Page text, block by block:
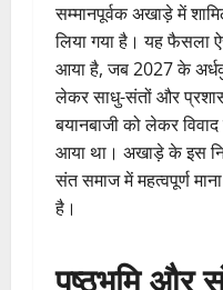
सम्मानपूर्वक अखाड़े में
लिया गया है। यह फैसला
आया है, जब 2027 के
लेकर साधु-संतों और
बयानबाजी को लेकर
आया था। अखाड़े के इस
संत समाज में महत्वपूर्ण
है।
पृष्ठभूमि और